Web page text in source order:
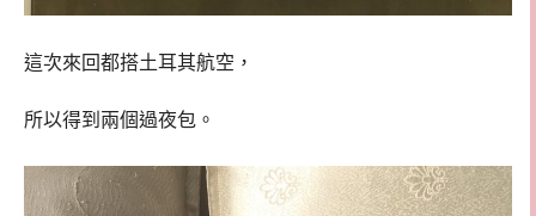
這次來回都搭土耳其航空，
所以得到兩個過夜包。